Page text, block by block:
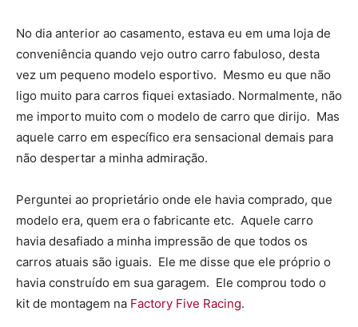
No dia anterior ao casamento, estava eu em uma loja de
conveniência quando vejo outro carro fabuloso, desta
vez um pequeno modelo esportivo. Mesmo eu que não
ligo muito para carros fiquei extasiado. Normalmente, não
me importo muito com o modelo de carro que dirijo. Mas
aquele carro em específico era sensacional demais para
não despertar a minha admiração.
Perguntei ao proprietário onde ele havia comprado, que
modelo era, quem era o fabricante etc. Aquele carro
havia desafiado a minha impressão de que todos os
carros atuais são iguais. Ele me disse que ele próprio o
havia construído em sua garagem. Ele comprou todo o
kit de montagem na Factory Five Racing.